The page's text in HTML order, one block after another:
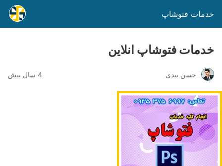
خدمات فتوشاپ
خدمات فتوشاپ انلاین
حسن بیدی 4 سال پیش